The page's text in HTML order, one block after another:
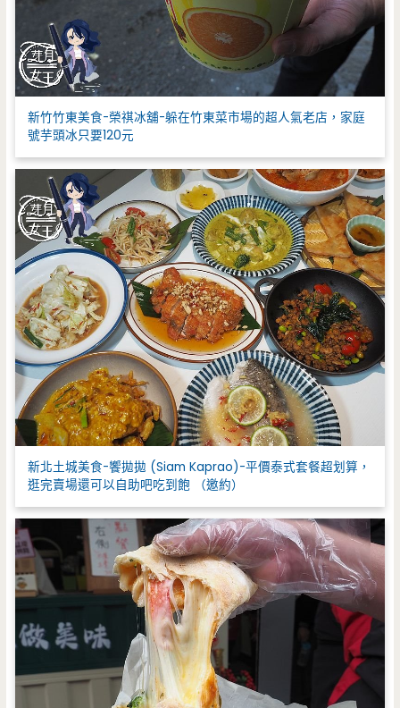
新竹竹東美食-榮祺冰舖-躲在竹東菜市場的超人氣老店，家庭
號芋頭冰只要120元
新北土城美食-饗拋拋 (Siam Kaprao)-平價泰式套餐超划算，
逛完賣場還可以自助吧吃到飽 （邀約）